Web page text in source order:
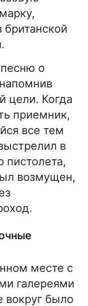
о
цели. Когда
приемник,
все тем
в
пистолета,
возмущен,
месте с
галереями
вокруг было